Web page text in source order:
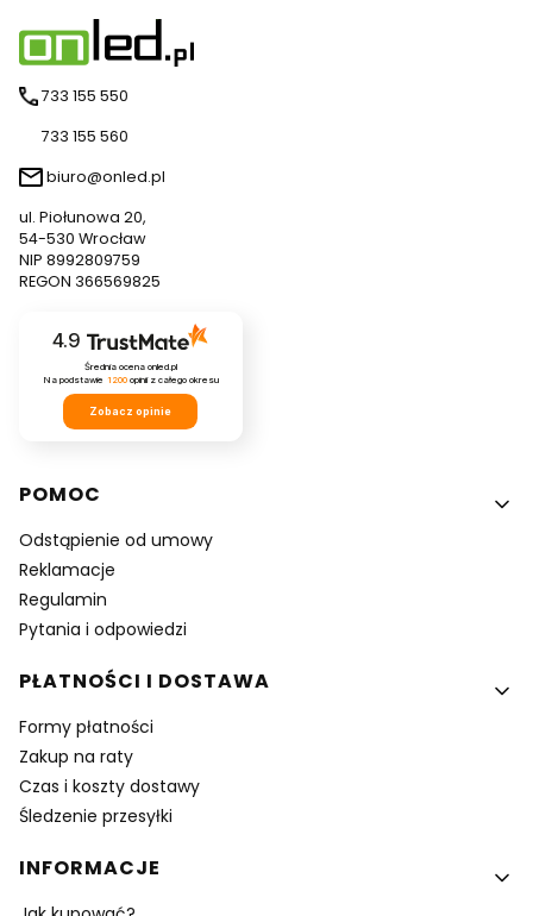
733 155 550
733 155 560
biuro@onled.pl
ul. Piołunowa 20,
54-530 Wrocław
NIP 8992809759
REGON 366569825
4.9
Średnia ocena onled.pl
Na podstawie 1200opinii z całego okresu
Zobacz opinie
Linki w stopce
POMOC
Odstąpienie od umowy
Reklamacje
Regulamin
Pytania i odpowiedzi
PŁATNOŚCI I DOSTAWA
Formy płatności
Zakup na raty
Czas i koszty dostawy
Śledzenie przesyłki
INFORMACJE